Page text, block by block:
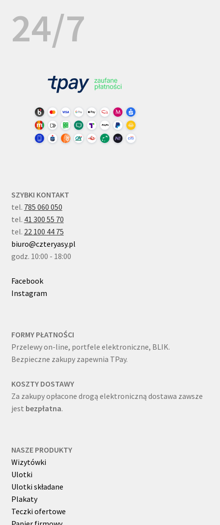
24/7
SZYBKI KONTAKT
tel. 785 060 050
tel. 41 300 55 70
tel. 22 100 44 75
biuro@czteryasy.pl
godz. 10:00 - 18:00
Facebook
Instagram
FORMY PŁATNOŚCI
Przelewy on-line, portfele elektroniczne, BLIK.
Bezpieczne zakupy zapewnia TPay.
KOSZTY DOSTAWY
Za zakupy opłacone drogą elektroniczną dostawa zawsze
jest bezpłatna.
NASZE PRODUKTY
Wizytówki
Ulotki
Ulotki składane
Plakaty
Teczki ofertowe